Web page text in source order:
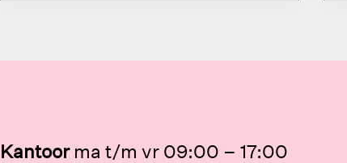
Kantoor ma t/m vr 09:00 – 17:00